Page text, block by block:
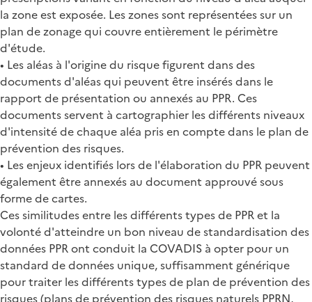
la zone est exposée. Les zones sont représentées sur un
plan de zonage qui couvre entièrement le périmètre
d'étude.
• Les aléas à l'origine du risque figurent dans des
documents d'aléas qui peuvent être insérés dans le
rapport de présentation ou annexés au PPR. Ces
documents servent à cartographier les différents niveaux
d'intensité de chaque aléa pris en compte dans le plan de
prévention des risques.
• Les enjeux identifiés lors de l'élaboration du PPR peuvent
également être annexés au document approuvé sous
forme de cartes.
Ces similitudes entre les différents types de PPR et la
volonté d'atteindre un bon niveau de standardisation des
données PPR ont conduit la COVADIS à opter pour un
standard de données unique, suffisamment générique
pour traiter les différents types de plan de prévention des
risques (plans de prévention des risques naturels PPRN,